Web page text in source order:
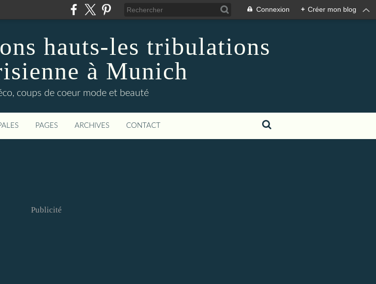
Connexion + Créer mon blog
hauts-les tribulations
à Munich
coups de coeur mode et beauté
PAGES ARCHIVES CONTACT
Publicité